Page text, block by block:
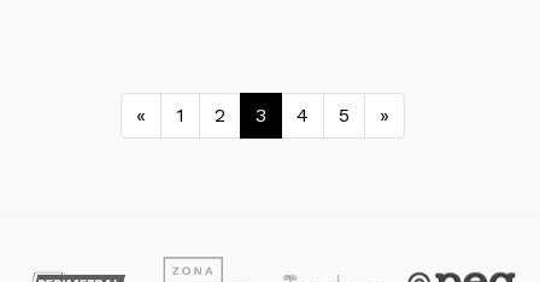
Navegación de entradas
« 1 2 3 4 5 »